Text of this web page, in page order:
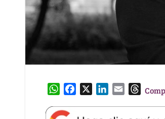
W
a
T